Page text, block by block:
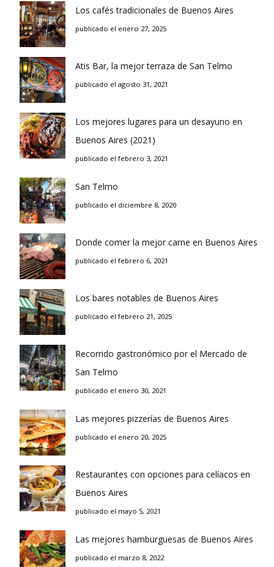
Los cafés tradicionales de Buenos Aires
publicado el enero 27, 2025
Atis Bar, la mejor terraza de San Telmo
publicado el agosto 31, 2021
Los mejores lugares para un desayuno en
Buenos Aires (2021)
publicado el febrero 3, 2021
San Telmo
publicado el diciembre 8, 2020
Donde comer la mejor carne en Buenos Aires
publicado el febrero 6, 2021
Los bares notables de Buenos Aires
publicado el febrero 21, 2025
Recorrido gastronómico por el Mercado de
San Telmo
publicado el enero 30, 2021
Las mejores pizzerías de Buenos Aires
publicado el enero 20, 2025
Restaurantes con opciones para celíacos en
Buenos Aires
publicado el mayo 5, 2021
Las mejores hamburguesas de Buenos Aires
publicado el marzo 8, 2022